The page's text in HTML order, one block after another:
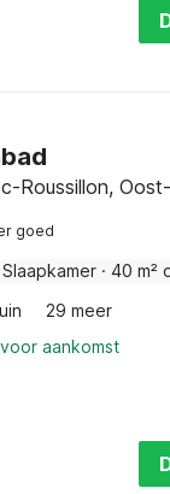
Roussillon,
goed
Slaapkamer · 40 m²
29 meer
aankomst